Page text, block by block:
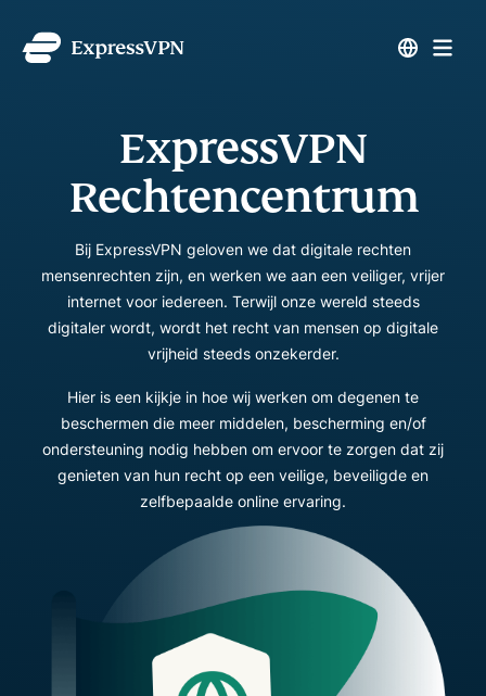
ExpressVPN
Rechtencentrum
Bij ExpressVPN geloven we dat digitale rechten
mensenrechten zijn, en werken we aan een veiliger, vrijer
internet voor iedereen. Terwijl onze wereld steeds
digitaler wordt, wordt het recht van mensen op digitale
vrijheid steeds onzekerder.
Hier is een kijkje in hoe wij werken om degenen te
beschermen die meer middelen, bescherming en/of
ondersteuning nodig hebben om ervoor te zorgen dat zij
genieten van hun recht op een veilige, beveiligde en
zelfbepaalde online ervaring.